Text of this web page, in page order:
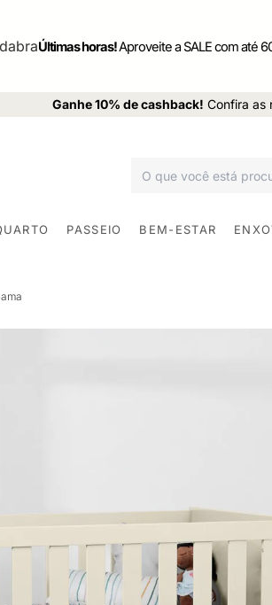
Últimas horas!Aproveite a SALE com até
Ganhe 10% de cashback! Confira as
PASSEIO BEM-ESTAR